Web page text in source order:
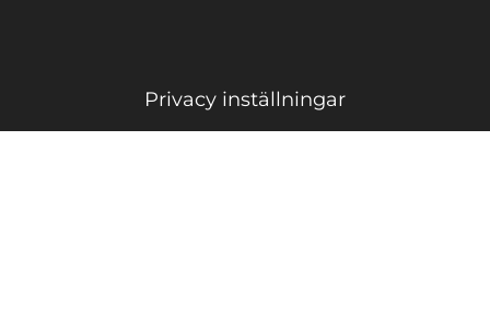
Privacy inställningar